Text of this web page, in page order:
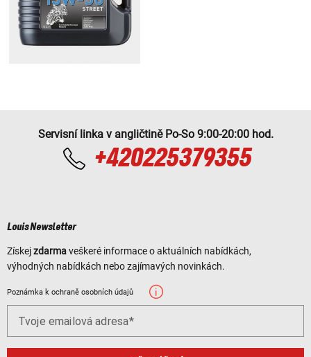
Servisní linka v angličtině Po-So 9:00-20:00 hod.
+420225379355
Louis Newsletter
Získejzdarmaveškeré informace o aktuálních nabídkách,
výhodných nabídkách nebo zajímavých novinkách.
Poznámka k ochraně osobních údajů
Tvoje emailová adresa